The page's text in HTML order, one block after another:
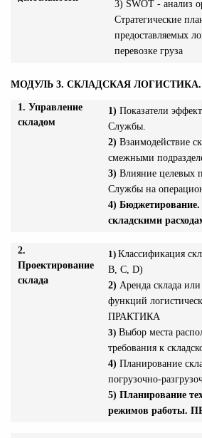
3) SWOT - анализ
Стратегические
предоставляемых
перевозке груза
МОДУЛЬ 3. СКЛАДСКАЯ ЛОГИСТИКА.
1. Управление
складом
1) Показатели
Службы.
2) Взаимодействие
смежными
3) Влияние целевых
Службы на
4) Бюджетирование.
складскими
2.
Проектирование
склада
1) Классификация
В, С, D)
2) Аренда склада или
функций
ПРАКТИКА
3) Выбор места
требования к
4) Планирование
погрузочно-
5) Планирование
режимов работы.